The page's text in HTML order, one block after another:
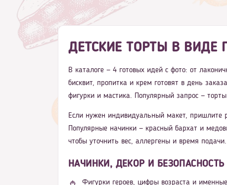
ДЕТСКИЕ ТОРТЫ В ВИДЕ
В каталоге — 4 готовых идей с фото: от
бисквит, пропитка и крем готовят в день
фигурки и мастика. Популярный запрос —
Если нужен индивидуальный макет, пришлите
Популярные начинки — красный бархат и
чтобы уточнить вес, аллергены и время подачи.
НАЧИНКИ, ДЕКОР И
Фигурки героев, цифры возраста и